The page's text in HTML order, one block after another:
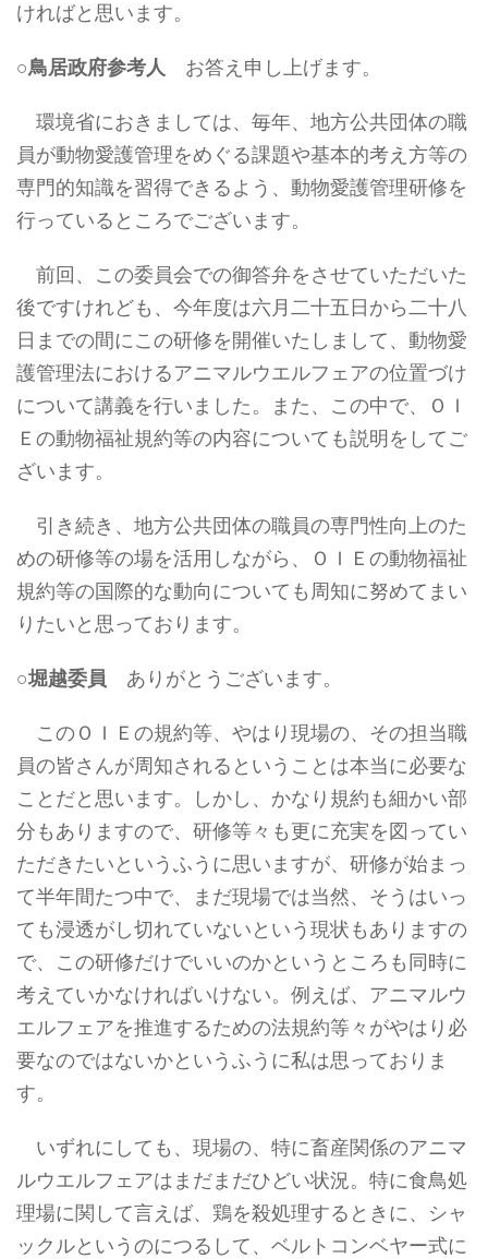
ければと思います。
○鳥居政府参考人 お答え申し上げます。
環境省におきましては、毎年、地方公共団体の職
員が動物愛護管理をめぐる課題や基本的考え方等の
専門的知識を習得できるよう、動物愛護管理研修を
行っているところでございます。
前回、この委員会での御答弁をさせていただいた
後ですけれども、今年度は六月二十五日から二十八
日までの間にこの研修を開催いたしまして、動物愛
護管理法におけるアニマルウエルフェアの位置づけ
について講義を行いました。また、この中で、ＯＩ
Ｅの動物福祉規約等の内容についても説明をしてご
ざいます。
引き続き、地方公共団体の職員の専門性向上のた
めの研修等の場を活用しながら、ＯＩＥの動物福祉
規約等の国際的な動向についても周知に努めてまい
りたいと思っております。
○堀越委員 ありがとうございます。
このＯＩＥの規約等、やはり現場の、その担当職
員の皆さんが周知されるということは本当に必要な
ことだと思います。しかし、かなり規約も細かい部
分もありますので、研修等々も更に充実を図ってい
ただきたいというふうに思いますが、研修が始まっ
て半年間たつ中で、まだ現場では当然、そうはいっ
ても浸透がし切れていないという現状もありますの
で、この研修だけでいいのかというところも同時に
考えていかなければいけない。例えば、アニマルウ
エルフェアを推進するための法規約等々がやはり必
要なのではないかというふうに私は思っておりま
す。
いずれにしても、現場の、特に畜産関係のアニマ
ルウエルフェアはまだまだひどい状況。特に食鳥処
理場に関して言えば、鶏を殺処理するときに、シャ
ックルというのにつるして、ベルトコンベヤー式に